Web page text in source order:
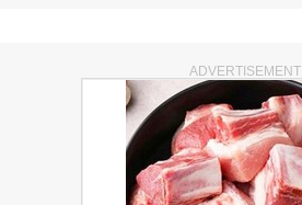
ADVERTISEMENT